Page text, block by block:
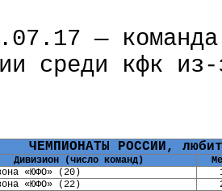
—
среди кфк
ЧЕМПИОНАТЫ РОССИИ,
Дивизион (число команд)
«ЮФО» (20)
«ЮФО» (22)